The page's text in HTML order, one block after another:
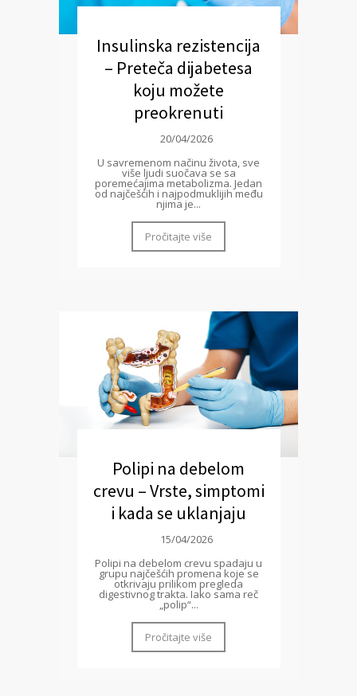
Insulinska rezistencija
– Preteča dijabetesa
koju možete
preokrenuti
20/04/2026
U savremenom načinu života, sve
više ljudi suočava se sa
poremećajima metabolizma. Jedan
od najčešćih i najpodmuklijih među
njima je...
Pročitajte više
Polipi na debelom
crevu – Vrste, simptomi
i kada se uklanjaju
15/04/2026
Polipi na debelom crevu spadaju u
grupu najčešćih promena koje se
otkrivaju prilikom pregleda
digestivnog trakta. Iako sama reč
„polip“...
Pročitajte više